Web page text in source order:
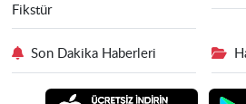
Fikstür
Son Dakika Haberleri